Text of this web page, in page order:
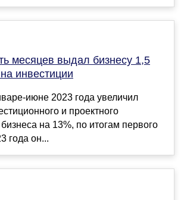
месяцев выдал бизнесу 1,5
инвестиции
июне 2023 года увеличил
и проектного
на 13%, по итогам первого
года он...